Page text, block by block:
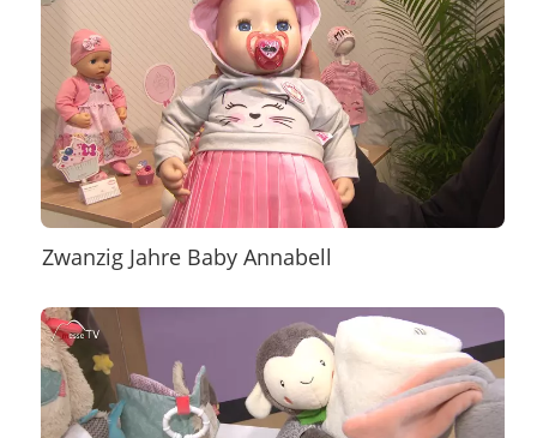
Zwanzig Jahre Baby Annabell